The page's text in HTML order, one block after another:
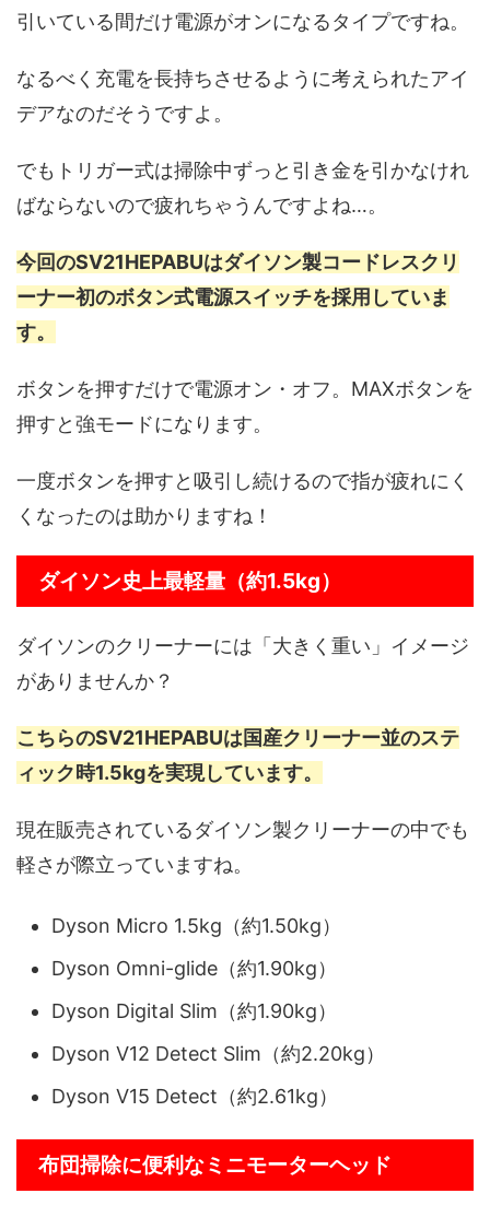
引いている間だけ電源がオンになるタイプですね。
なるべく充電を長持ちさせるように考えられたアイ
デアなのだそうですよ。
でもトリガー式は掃除中ずっと引き金を引かなけれ
ばならないので疲れちゃうんですよね…。
今回のSV21HEPABUはダイソン製コードレスクリ
ーナー初のボタン式電源スイッチを採用していま
す。
ボタンを押すだけで電源オン・オフ。MAXボタンを
押すと強モードになります。
一度ボタンを押すと吸引し続けるので指が疲れにく
くなったのは助かりますね！
ダイソン史上最軽量（約1.5kg）
ダイソンのクリーナーには「大きく重い」イメージ
がありませんか？
こちらのSV21HEPABUは国産クリーナー並のステ
ィック時1.5kgを実現しています。
現在販売されているダイソン製クリーナーの中でも
軽さが際立っていますね。
Dyson Micro 1.5kg（約1.50kg）
Dyson Omni-glide（約1.90kg）
Dyson Digital Slim（約1.90kg）
Dyson V12 Detect Slim（約2.20kg）
Dyson V15 Detect（約2.61kg）
布団掃除に便利なミニモーターヘッド